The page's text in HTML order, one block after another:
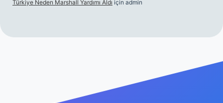
Türkiye Neden Marshall Yardımı Aldı için admin